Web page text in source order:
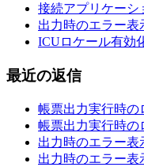
接続アプリケーシ
出力時のエラー表
ICUロケール有効
最近の返信
帳票出力実行時の
帳票出力実行時の
出力時のエラー表
出力時のエラー表